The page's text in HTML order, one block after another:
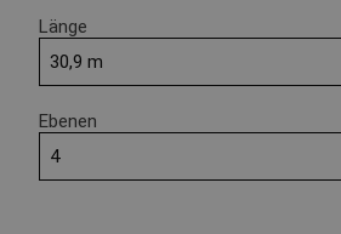
Länge
Ebenen